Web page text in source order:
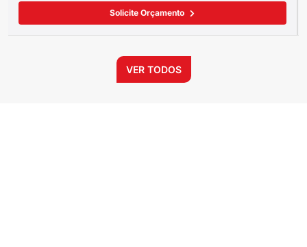
Solicite Orçamento
VER TODOS